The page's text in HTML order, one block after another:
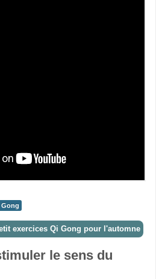
Gong
exercices Qi Gong pour l'automne
le sens du